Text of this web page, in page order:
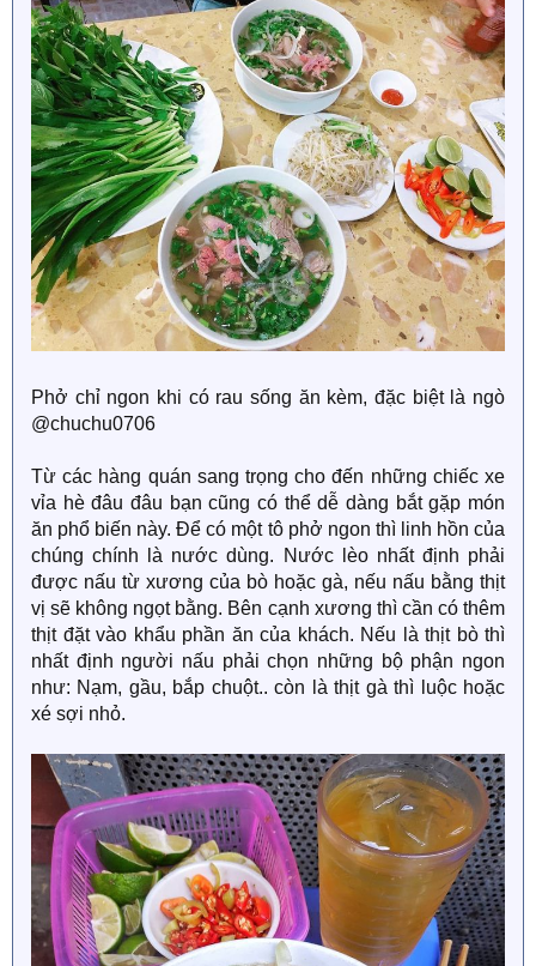
Phở chỉ ngon khi có rau sống ăn kèm, đặc biệt là ngò
@chuchu0706
Từ các hàng quán sang trọng cho đến những chiếc xe
vỉa hè đâu đâu bạn cũng có thể dễ dàng bắt gặp món
ăn phổ biến này. Để có một tô phở ngon thì linh hồn của
chúng chính là nước dùng. Nước lèo nhất định phải
được nấu từ xương của bò hoặc gà, nếu nấu bằng thịt
vị sẽ không ngọt bằng. Bên cạnh xương thì cần có thêm
thịt đặt vào khẩu phần ăn của khách. Nếu là thịt bò thì
nhất định người nấu phải chọn những bộ phận ngon
như: Nạm, gầu, bắp chuột.. còn là thịt gà thì luộc hoặc
xé sợi nhỏ.